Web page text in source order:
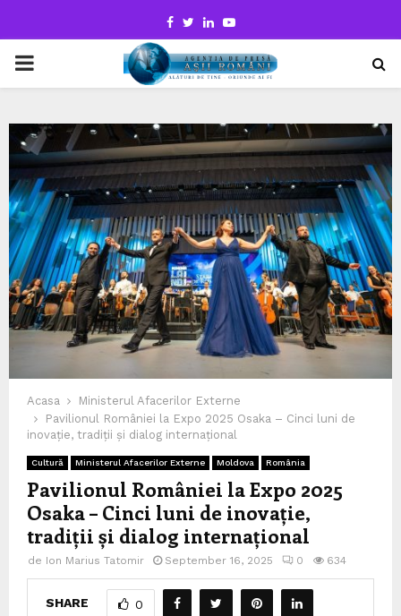
Facebook
TwitterLinkedinYoutube
PRIMARY
Acasa
Ministerul Afacerilor Externe
Pavilionul României la Expo 2025 Osaka – Cinci luni de
inovație, tradiții și dialog internațional
Cultură Ministerul Afacerilor Externe Moldova România
Pavilionul României la Expo 2025
Osaka – Cinci luni de inovație,
tradiții și dialog internațional
de Ion Marius Tatomir September 16, 2025 0 634
SHARE 0